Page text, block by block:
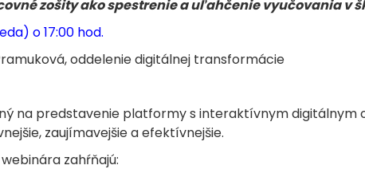
zošity ako spestrenie a uľahčenie vyučovania v
o 17:00 hod.
oddelenie digitálnej transformácie
na predstavenie platformy s interaktívnym digitálnym
zaujímavejšie a efektívnejšie.
zahŕňajú: